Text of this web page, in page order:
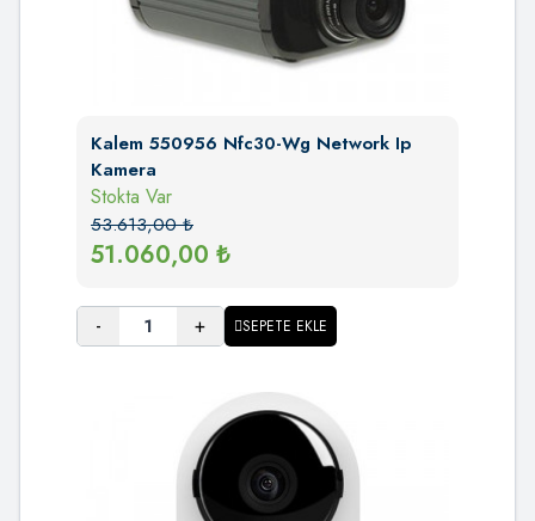
Kalem 550956 Nfc30-Wg Network Ip
Kamera
Stokta Var
53.613,00₺
51.060,00 ₺
- + SEPETE EKLE